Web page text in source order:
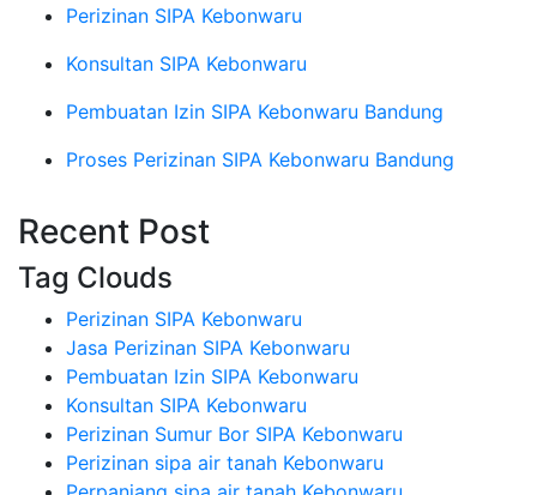
Perizinan SIPA Kebonwaru
Konsultan SIPA Kebonwaru
Pembuatan Izin SIPA Kebonwaru Bandung
Proses Perizinan SIPA Kebonwaru Bandung
Recent Post
Tag Clouds
Perizinan SIPA Kebonwaru
Jasa Perizinan SIPA Kebonwaru
Pembuatan Izin SIPA Kebonwaru
Konsultan SIPA Kebonwaru
Perizinan Sumur Bor SIPA Kebonwaru
Perizinan sipa air tanah Kebonwaru